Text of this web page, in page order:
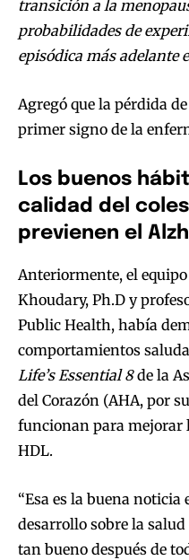
transición a la
probabilidades de
episódica más adelante
Agregó que la pérdida
primer signo de la
Los buenos
calidad del
previenen el
Anteriormente, el
Khoudary, Ph.D y
Public Health, había
comportamientos
Life’s Essential 8de la
del Corazón (AHA, por
funcionan para mejorar
HDL.
“Esa es la buena noticia
desarrollo sobre la salud
tan bueno después de